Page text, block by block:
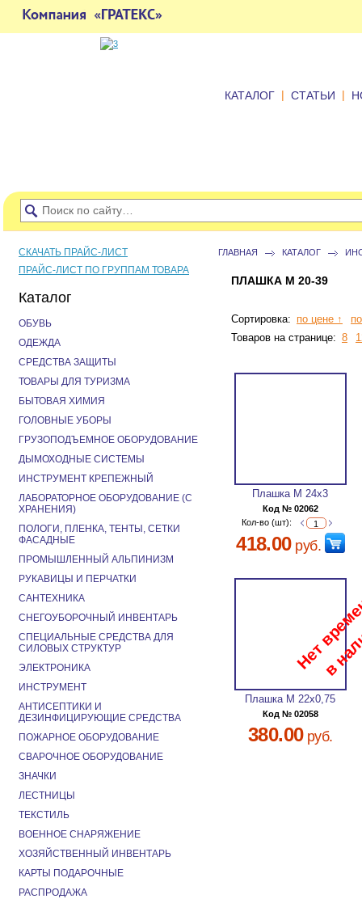
КАТАЛОГ | СТАТЬИ |
ГЛАВНАЯ КАТАЛОГ
ПЛАШКА М 20-39
Сортировка: по цене ↑
Товаров на странице: 8
Плашка М 24х3
Код № 02062
Кол-во (шт):
418.00руб.
Плашка М 22х0,75
Код № 02058
380.00руб.
СКАЧАТЬ ПРАЙС-ЛИСТ
ПРАЙС-ЛИСТ ПО ГРУППАМ ТОВАРА
Каталог
ОБУВЬ
ОДЕЖДА
СРЕДСТВА ЗАЩИТЫ
ТОВАРЫ ДЛЯ ТУРИЗМА
БЫТОВАЯ ХИМИЯ
ГОЛОВНЫЕ УБОРЫ
ГРУЗОПОДЪЕМНОЕ ОБОРУДОВАНИЕ
ДЫМОХОДНЫЕ СИСТЕМЫ
ИНСТРУМЕНТ КРЕПЕЖНЫЙ
ЛАБОРАТОРНОЕ ОБОРУДОВАНИЕ (С
ХРАНЕНИЯ)
ПОЛОГИ, ПЛЕНКА, ТЕНТЫ, СЕТКИ
ФАСАДНЫЕ
ПРОМЫШЛЕННЫЙ АЛЬПИНИЗМ
РУКАВИЦЫ И ПЕРЧАТКИ
САНТЕХНИКА
СНЕГОУБОРОЧНЫЙ ИНВЕНТАРЬ
СПЕЦИАЛЬНЫЕ СРЕДСТВА ДЛЯ
СИЛОВЫХ СТРУКТУР
ЭЛЕКТРОНИКА
ИНСТРУМЕНТ
АНТИСЕПТИКИ И
ДЕЗИНФИЦИРУЮЩИЕ СРЕДСТВА
ПОЖАРНОЕ ОБОРУДОВАНИЕ
СВАРОЧНОЕ ОБОРУДОВАНИЕ
ЗНАЧКИ
ЛЕСТНИЦЫ
ТЕКСТИЛЬ
ВОЕННОЕ СНАРЯЖЕНИЕ
ХОЗЯЙСТВЕННЫЙ ИНВЕНТАРЬ
КАРТЫ ПОДАРОЧНЫЕ
РАСПРОДАЖА